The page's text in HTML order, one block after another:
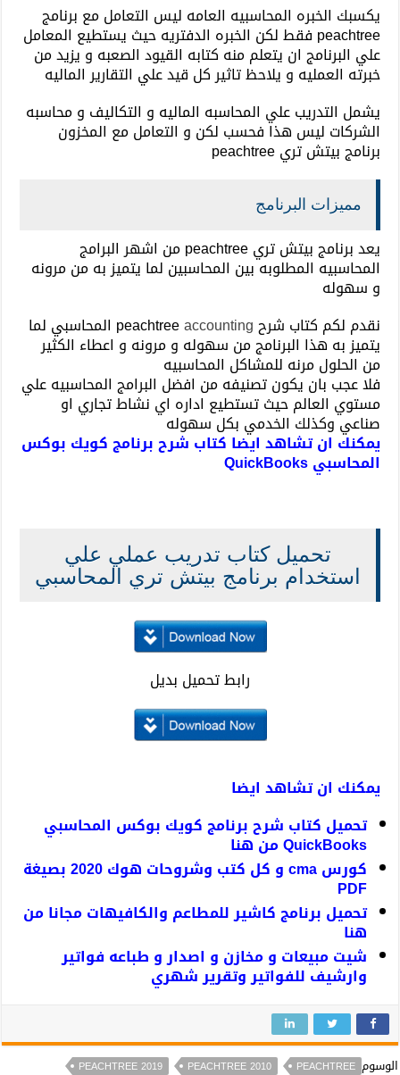
يكسبك الخبره المحاسبيه العامه ليس التعامل مع برنامج
peachtree فقط لكن الخبره الدفتريه حيث يستطيع المعامل
علي البرنامج ان يتعلم منه كتابه القيود الصعبه و يزيد من
خبرته العمليه و يلاحظ تاثير كل قيد علي التقارير الماليه
يشمل التدريب علي المحاسبه الماليه و التكاليف و محاسبه
الشركات ليس هذا فحسب لكن و التعامل مع المخزون
برنامج بيتش تري peachtree
مميزات البرنامج
يعد برنامج بيتش تري peachtree من اشهر البرامج
المحاسبيه المطلوبه بين المحاسبين لما يتميز به من مرونه
و سهوله
نقدم لكم كتاب شرح peachtreeaccounting المحاسبي لما
يتميز به هذا البرنامج من سهوله و مرونه و اعطاء الكثير
من الحلول مرنه للمشاكل المحاسبيه
فلا عجب بان يكون تصنيفه من افضل البرامج المحاسبيه علي
مستوي العالم حيث تستطيع اداره اي نشاط تجاري او
صناعي وكذلك الخدمي بكل سهوله
يمكنك ان تشاهد ايضا كتاب شرح برنامج كويك بوكس
المحاسبي QuickBooks
تحميل كتاب تدريب عملي علي
استخدام برنامج بيتش تري المحاسبي
رابط تحميل بديل
يمكنك ان تشاهد ايضا
تحميل كتاب شرح برنامج كويك بوكس المحاسبي
QuickBooks من هنا
كورس cma و كل كتب وشروحات هوك 2020 بصيغة
PDF
تحميل برنامج كاشير للمطاعم والكافيهات مجانا من
هنا
شيت مبيعات و مخازن و اصدار و طباعه فواتير
وارشيف للفواتير وتقرير شهري
الوسوم PEACHTREE
PEACHTREE 2010
PEACHTREE 2019